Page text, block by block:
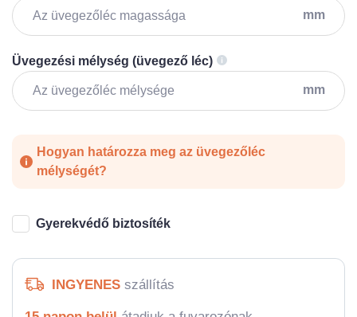
mm
Üvegezési mélység (üvegező léc)
mm
Hogyan határozza meg az üvegezőléc
mélységét?
Gyerekvédő biztosíték
INGYENES szállítás